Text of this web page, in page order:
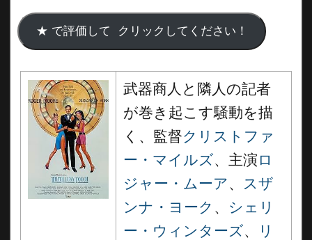
武器商人と隣人の記者
が巻き起こす騒動を描
く、監督クリストファ
ー・マイルズ、主演 ロ
ジャー・ムーア、 スザ
ンナ・ヨーク 、 シェリ
ー・ウィンターズ、
リ